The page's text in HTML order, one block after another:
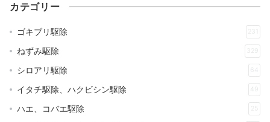
カテゴリー
ゴキブリ駆除 231
ねずみ駆除 329
シロアリ駆除 64
イタチ駆除、ハクビシン駆除 49
ハエ、コバエ駆除 25